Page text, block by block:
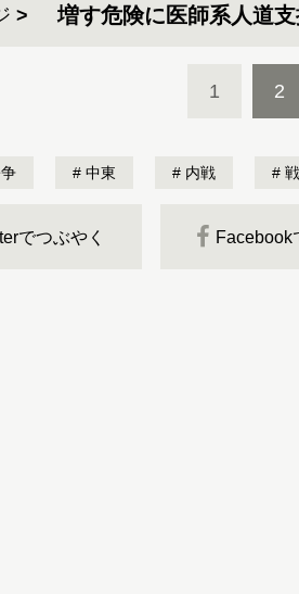
増す危険に医師系人道
1 2
中東 内戦
でつぶやく Facebook